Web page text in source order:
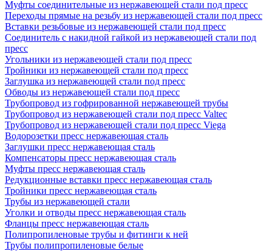
Муфты соединительные из нержавеющей стали под пресс
Переходы прямые на резьбу из нержавеющей стали под пресс
Вставки резьбовые из нержавеющей стали под пресс
Соединитель с накидной гайкой из нержавеющей стали под
пресс
Угольники из нержавеющей стали под пресс
Тройники из нержавеющей стали под пресс
Заглушка из нержавеющей стали под пресс
Обводы из нержавеющей стали под пресс
Трубопровод из гофрированной нержавеющей трубы
Трубопровод из нержавеющей стали под пресс Valtec
Трубопровод из нержавеющей стали под пресс Viega
Водорозетки пресс нержавеющая сталь
Заглушки пресс нержавеющая сталь
Компенсаторы пресс нержавеющая сталь
Муфты пресс нержавеющая сталь
Редукционные вставки пресс нержавеющая сталь
Тройники пресс нержавеющая сталь
Трубы из нержавеющей стали
Уголки и отводы пресс нержавеющая сталь
Фланцы пресс нержавеющая сталь
Полипропиленовые трубы и фитинги к ней
Трубы полипропиленовые белые